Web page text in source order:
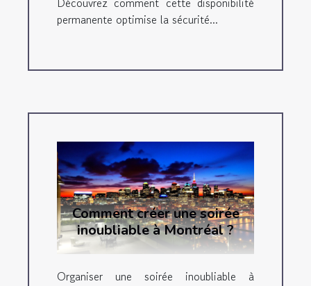
permanente optimise la sécurité...
Comment créer une soirée
inoubliable à Montréal ?
Organiser une soirée inoubliable à